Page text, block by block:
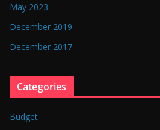
May 2023
December 2019
December 2017
Categories
Budget